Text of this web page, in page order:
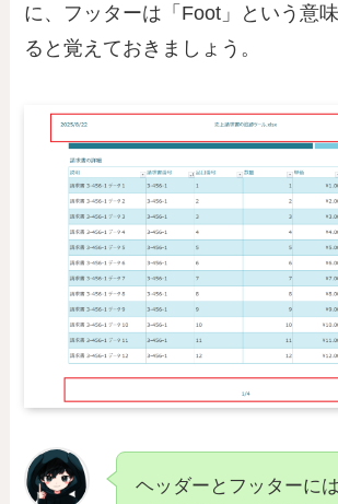
に、フッターは「Foot」という意
ると覚えておきましょう。
ヘッダーとフッターに